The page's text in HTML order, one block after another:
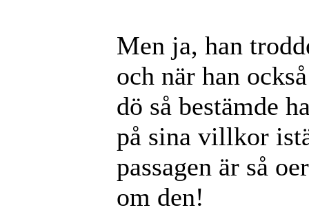
Men ja, han
och när han
dö så bestämde
på sina villkor
passagen är så
om den!